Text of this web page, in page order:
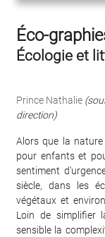
Éco-
Écologie et
Prince Nathalie
direction)
Alors que la
pour enfants et
sentiment
siècle, dans les
végétaux et
Loin de simplifier
sensible la